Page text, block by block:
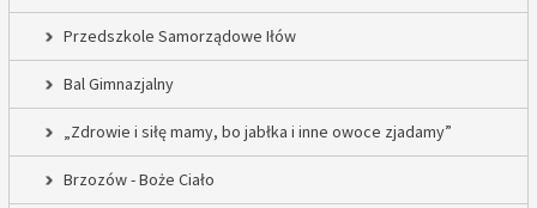
Przedszkole Samorządowe Iłów
Bal Gimnazjalny
„Zdrowie i siłę mamy, bo jabłka i inne owoce zjadamy”
Brzozów - Boże Ciało